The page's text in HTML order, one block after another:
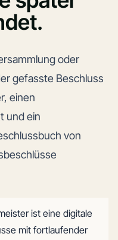
oder
gefasste Beschluss
einen
und ein
von
ist eine digitale
mit fortlaufender